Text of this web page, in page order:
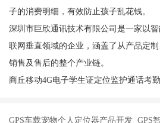
子的消费明细，有效防止孩子乱花钱。
深圳市巨欣通讯技术有限公司是一家以
联网垂直领域的企业，涵盖了从产品定制
销售及售后的整个产业链。
商丘移动4G电子学生证定位监护通话考勤
GPS车载宠物个人定位器产品开发 GPS